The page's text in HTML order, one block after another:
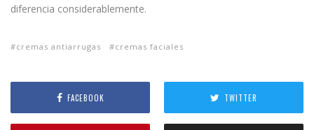
diferencia considerablemente.
cremas antiarrugas cremas faciales
FACEBOOK TWITTER